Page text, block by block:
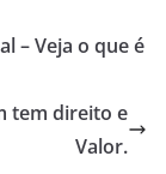
– Veja o que é
tem direito e
Valor.